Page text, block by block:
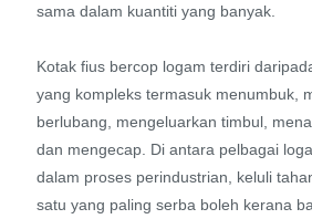
sama dalam kuantiti yang banyak.
Kotak fius bercop logam terdiri
yang kompleks termasuk menumbuk,
berlubang, mengeluarkan timbul,
dan mengecap. Di antara pelbagai
dalam proses perindustrian, keluli
satu yang paling serba boleh kerana